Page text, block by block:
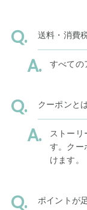
送料・消費
すべての
クーポンと
ストーリ
す。クー
けます。
ポイントが